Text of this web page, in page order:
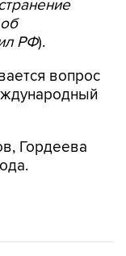
РФ).
вопрос
Гордеева